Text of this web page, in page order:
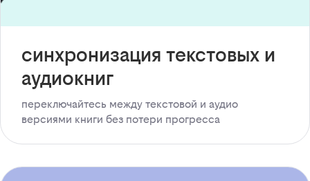
синхронизация текстовых и
аудиокниг
переключайтесь между текстовой и аудио
версиями книги без потери прогресса